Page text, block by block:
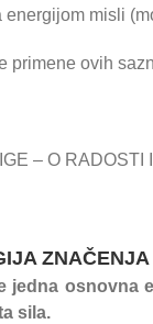
energijom misli
primene ovih
– O
ZNAČENJA
jedna osnovna
sila.